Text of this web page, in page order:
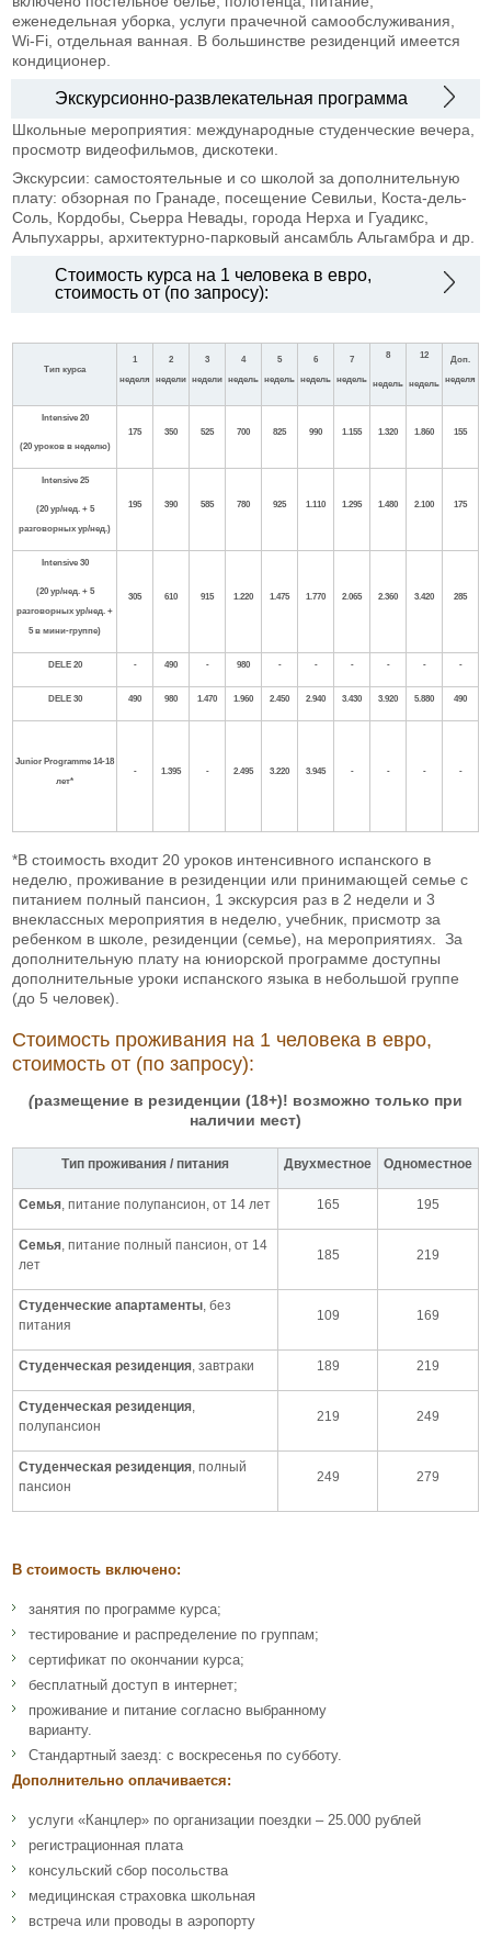
еженедельная уборка, услуги прачечной самообслуживания,
Wi-Fi, отдельная ванная. В большинстве резиденций имеется
кондиционер.
Экскурсионно-развлекательная программа
Школьные мероприятия: международные студенческие вечера,
просмотр видеофильмов, дискотеки.
Экскурсии: самостоятельные и со школой за дополнительную
плату: обзорная по Гранаде, посещение Севильи, Коста-дель-
Соль, Кордобы, Сьерра Невады, города Нерха и Гуадикс,
Альпухарры, архитектурно-парковый ансамбль Альгамбра и др.
Стоимость курса на 1 человека в евро,
стоимость от (по запросу):
Тип курса
1
неделя
2
недели
3
недели
4
недель
5
недель
6
недель
7
недель
8
недель
12
недель
Доп.
неделя
Intensive 20
(20 уроков в неделю)
175 350 525 700 825 990 1.155 1.320 1.860 155
Intensive25
(20 ур/нед. + 5
разговорных ур/нед.)
195 390 585 780 925 1.110 1.295 1.480 2.100 175
Intensive30
(20 ур/нед. + 5
разговорных ур/нед. +
5 в мини-группе)
305 610 915 1.220 1.475 1.770 2.065 2.360 3.420 285
DELE20 - 490 - 980 - - - - - -
DELE30 490 980 1.470 1.960 2.450 2.940 3.430 3.920 5.880 490
Junior Programme 14-18
лет*
- 1.395 - 2.495 3.220 3.945 - - - -
*В стоимость входит 20 уроков интенсивного испанского в
неделю, проживание в резиденции или принимающей семье с
питанием полный пансион, 1 экскурсия раз в 2 недели и 3
внеклассных мероприятия в неделю, учебник, присмотр за
ребенком в школе, резиденции (семье), на мероприятиях. За
дополнительную плату на юниорской программе доступны
дополнительные уроки испанского языка в небольшой группе
(до 5 человек).
Стоимость проживания на 1 человека в евро,
стоимость от (по запросу):
(размещение в резиденции (18+)! возможно только при
наличии мест)
Тип проживания / питания Двухместное Одноместное
Семья , питание полупансион, от 14 лет 165 195
Семья , питание полный пансион, от 14
лет
185 219
Студенческие апартаменты , без
питания
109 169
Студенческая резиденция , завтраки 189 219
Студенческая резиденция
полупансион
219 249
Студенческая резиденция , полный
пансион
249 279
В стоимость включено:
занятия по программе курса;
тестирование и распределение по группам;
сертификат по окончании курса;
бесплатный доступ в интернет;
проживание и питание согласно выбранному
варианту.
Стандартный заезд: с воскресенья по субботу.
Дополнительно оплачивается:
услуги «Канцлер» по организации поездки – 25.000 рублей
регистрационная плата
консульский сбор посольства
медицинская страховка школьная
встреча или проводы в аэропорту